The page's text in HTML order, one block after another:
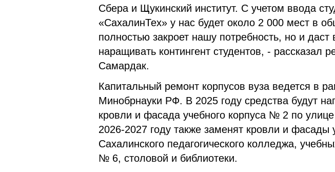
Сбера и Щукинский институт. С учетом ввода
«СахалинТех» у нас будет около 2 000 мест в
полностью закроет нашу потребность, но и даст
наращивать контингент студентов, - рассказал
Самардак.
Капитальный ремонт корпусов вуза ведется в
Минобрнауки РФ. В 2025 году средства будут
кровли и фасада учебного корпуса № 2 по
2026-2027 году также заменят кровли и фасады
Сахалинского педагогического колледжа,
№ 6, столовой и библиотеки.